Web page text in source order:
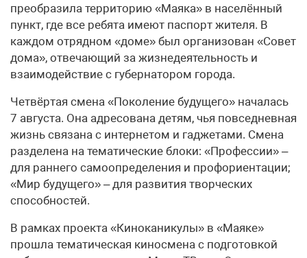
преобразила территорию «Маяка» в населённый
пункт, где все ребята имеют паспорт жителя. В
каждом отрядном «доме» был организован «Совет
дома», отвечающий за жизнедеятельность и
взаимодействие с губернатором города.
Четвёртая смена «Поколение будущего» началась
7 августа. Она адресована детям, чья повседневная
жизнь связана с интернетом и гаджетами. Смена
разделена на тематические блоки: «Профессии» –
для раннего самоопределения и профориентации;
«Мир будущего» – для развития творческих
способностей.
В рамках проекта «Киноканикулы» в «Маяке»
прошла тематическая киносмена с подготовкой